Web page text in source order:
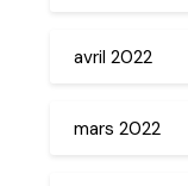
avril 2022
mars 2022